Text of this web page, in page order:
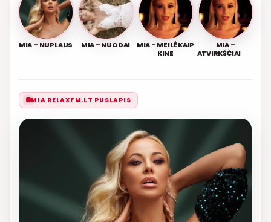
MIA – NUPLAUS MIA – NUODAI
MIA – MEILĖ KAIP
KINE
MIA –
ATVIRKŠČIAI
MIA RELAXFM.LT PUSLAPIS